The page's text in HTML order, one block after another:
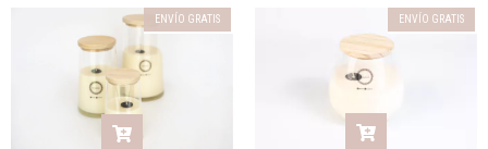
ENVÍO GRATIS ENVÍO GRATIS